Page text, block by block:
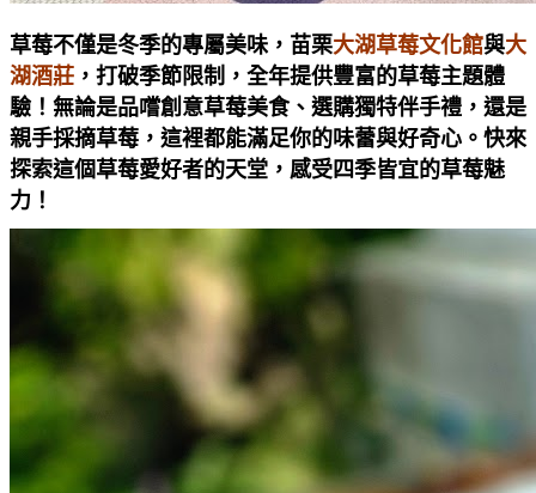
草莓不僅是冬季的專屬美味，苗栗大湖草莓文化館與大
湖酒莊 ，打破季節限制，全年提供豐富的草莓主題體
驗！無論是品嚐創意草莓美食、選購獨特伴手禮，還是
親手採摘草莓，這裡都能滿足你的味蕾與好奇心。快來
探索這個草莓愛好者的天堂，感受四季皆宜的草莓魅
力！